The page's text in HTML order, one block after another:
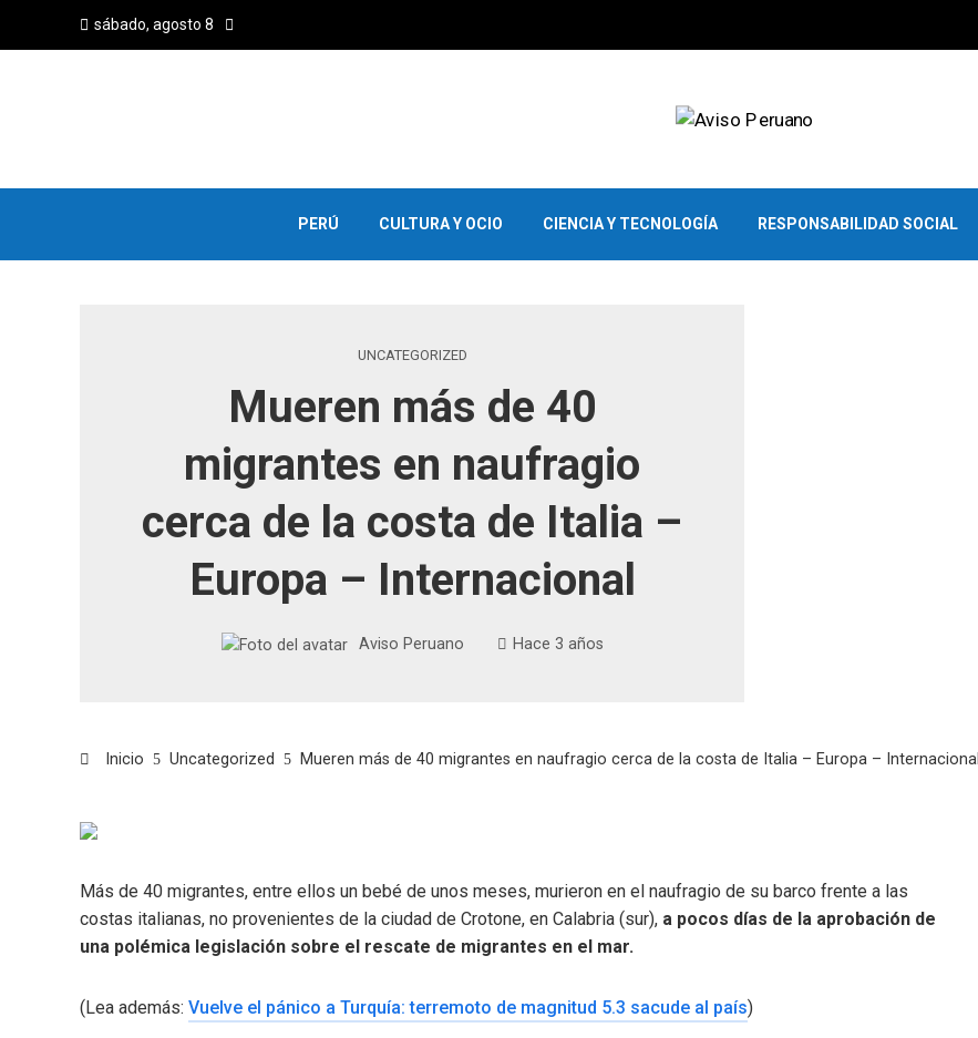
sábado, agosto 8
PERÚ CULTURA Y OCIO CIENCIA Y TECNOLOGÍA RESPONSABILIDAD SOCIAL
UNCATEGORIZED
Mueren más de 40
migrantes en naufragio
cerca de la costa de Italia –
Europa – Internacional
Aviso Peruano Hace 3 años
Inicio Uncategorized Mueren más de 40 migrantes en naufragio cerca de la costa de Italia – Europa – Internacional
Más de 40 migrantes, entre ellos un bebé de unos meses, murieron en el naufragio de su barco frente a las
costas italianas, no provenientes de la ciudad de Crotone, en Calabria (sur), a pocos días de la aprobación de
una polémica legislación sobre el rescate de migrantes en el mar.
(Lea además: Vuelve el pánico a Turquía: terremoto de magnitud 5.3 sacude al país)